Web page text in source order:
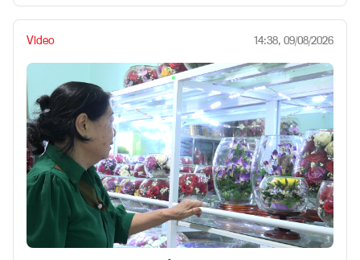
Video 14:38, 09/08/2026